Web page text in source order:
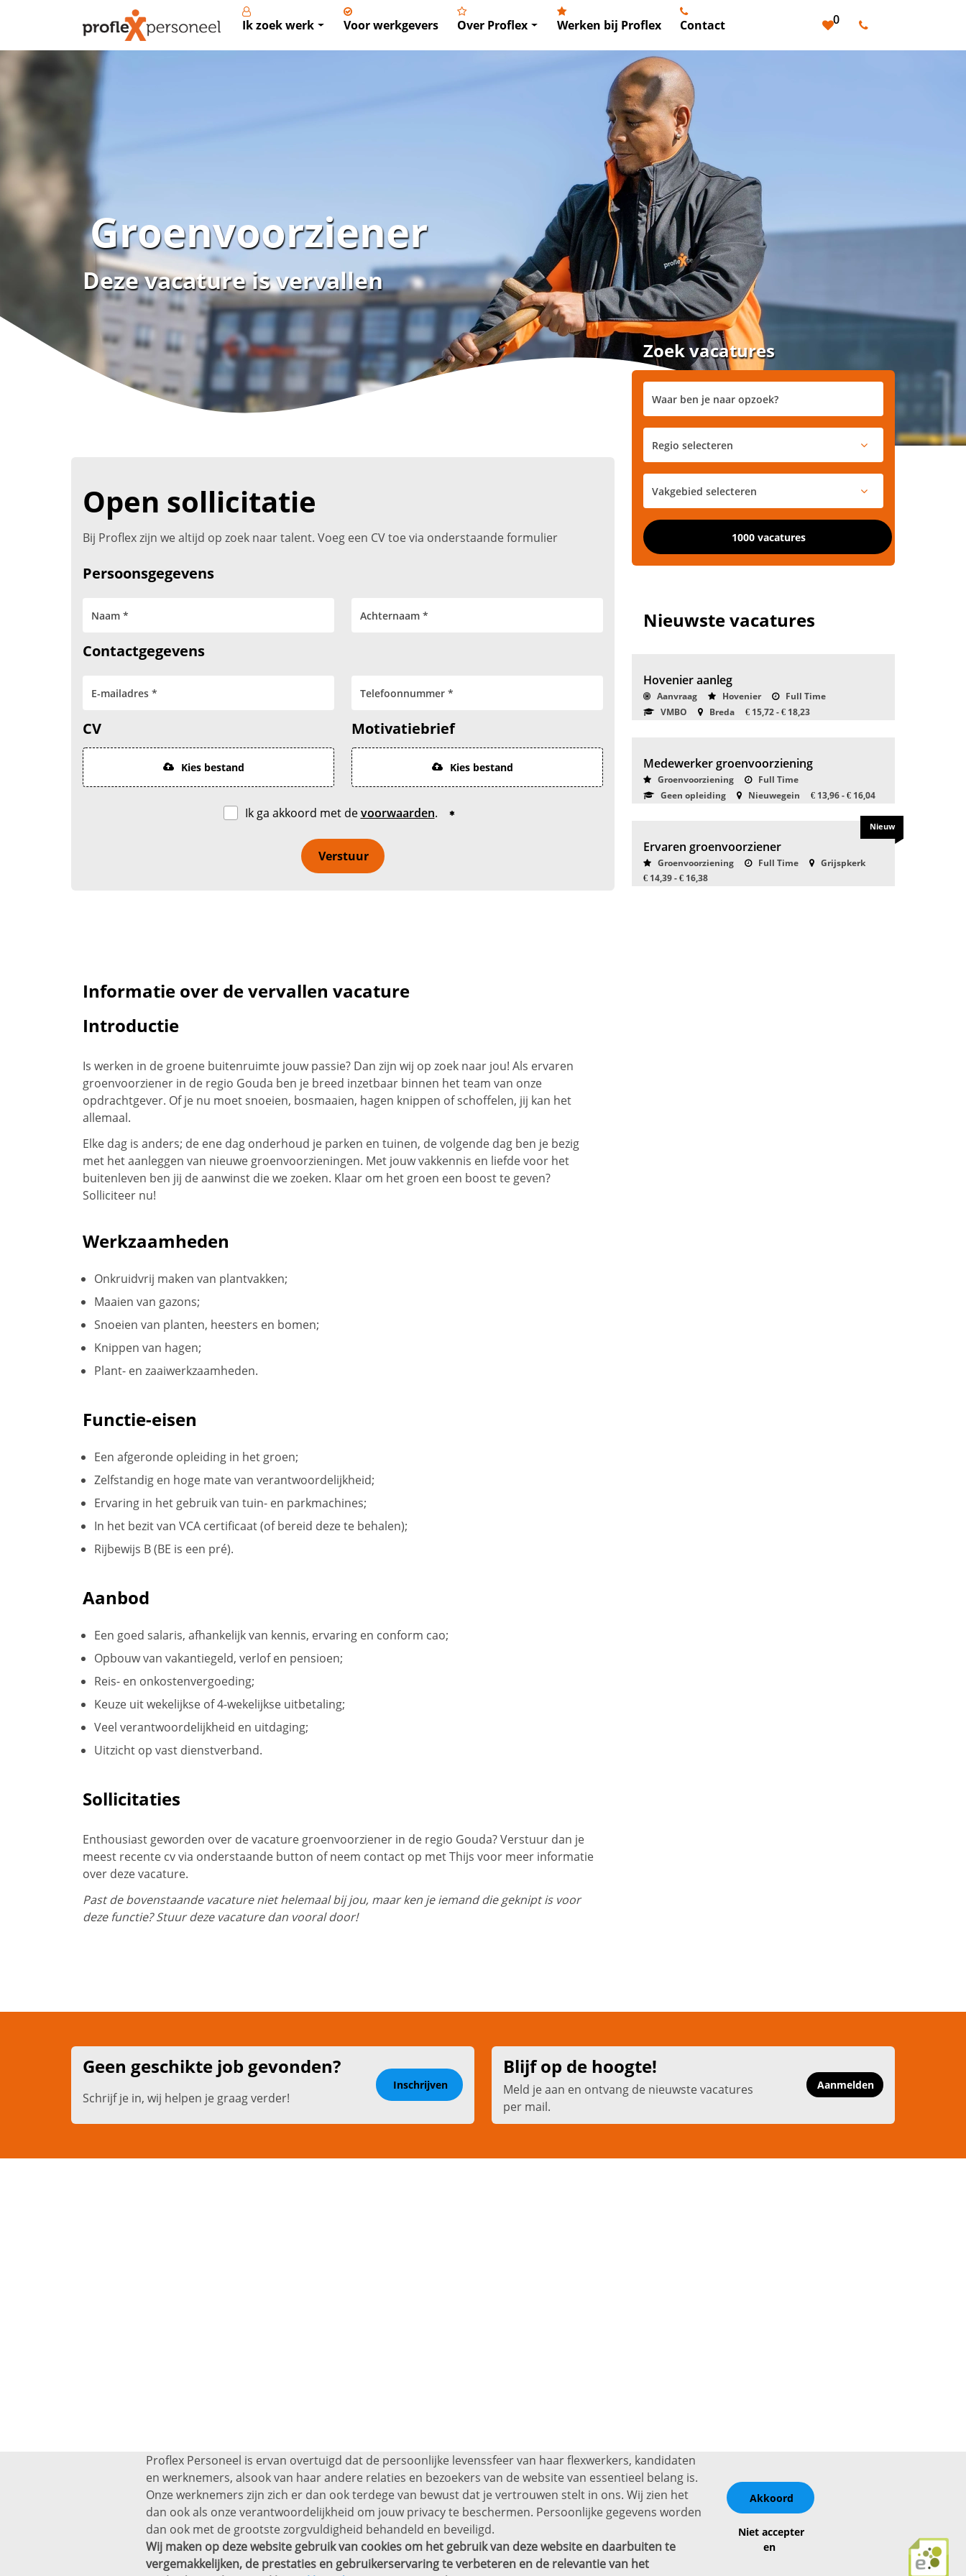
Ik zoek werk Voor werkgevers Over Proflex Werken bij Proflex Contact 0
Groenvoorziener
Deze vacature is vervallen
Open sollicitatie
Bij Proflex zijn we altijd op zoek naar talent. Voeg een CV toe via onderstaande formulier
Persoonsgegevens
Contactgegevens
CV
Kies bestand
Motivatiebrief
Kies bestand
Ik ga akkoord met devoorwaarden.
Verstuur
Informatie over de vervallen vacature
Introductie
Is werken in de groene buitenruimte jouw passie? Dan zijn wij op zoek naar jou! Als ervaren
groenvoorziener in de regio Gouda ben je breed inzetbaar binnen het team van onze
opdrachtgever. Of je nu moet snoeien, bosmaaien, hagen knippen of schoffelen, jij kan het
allemaal.
Elke dag is anders; de ene dag onderhoud je parken en tuinen, de volgende dag ben je bezig
met het aanleggen van nieuwe groenvoorzieningen. Met jouw vakkennis en liefde voor het
buitenleven ben jij de aanwinst die we zoeken. Klaar om het groen een boost te geven?
Solliciteer nu!
Werkzaamheden
Onkruidvrij maken van plantvakken;
Maaien van gazons;
Snoeien van planten, heesters en bomen;
Knippen van hagen;
Plant- en zaaiwerkzaamheden.
Functie-eisen
Een afgeronde opleiding in het groen;
Zelfstandig en hoge mate van verantwoordelijkheid;
Ervaring in het gebruik van tuin- en parkmachines;
In het bezit van VCA certificaat (of bereid deze te behalen);
Rijbewijs B (BE is een pré).
Aanbod
Een goed salaris, afhankelijk van kennis, ervaring en conform cao;
Opbouw van vakantiegeld, verlof en pensioen;
Reis- en onkostenvergoeding;
Keuze uit wekelijkse of 4-wekelijkse uitbetaling;
Veel verantwoordelijkheid en uitdaging;
Uitzicht op vast dienstverband.
Sollicitaties
Enthousiast geworden over de vacature groenvoorziener in de regio Gouda? Verstuur dan je
meest recente cv via onderstaande button of neem contact op met Thijs voor meer informatie
over deze vacature.
Past de bovenstaande vacature niet helemaal bij jou, maar ken je iemand die geknipt is voor
deze functie? Stuur deze vacature dan vooral door!
Zoek vacatures
1000 vacatures
Nieuwste vacatures
Hovenier aanleg
Aanvraag Hovenier
Full Time
VMBO
Breda € 15,72 - € 18,23
Medewerker groenvoorziening
Groenvoorziening
Full Time
Geen opleiding
Nieuwegein € 13,96 - € 16,04
Ervaren groenvoorziener
Groenvoorziening Full Time Grijspkerk
€ 14,39 - € 16,38
Nieuw
Geen geschikte job gevonden?
Schrijf je in, wij helpen je graag verder!
Inschrijven
Blijf op de hoogte!
Meld je aan en ontvang de nieuwste vacatures
per mail.
Aanmelden
Proflex Personeel is ervan overtuigd dat de persoonlijke levenssfeer van haar flexwerkers, kandidaten
en werknemers, alsook van haar andere relaties en bezoekers van de website van essentieel belang is.
Onze werknemers zijn zich er dan ook terdege van bewust dat je vertrouwen stelt in ons. Wij zien het
dan ook als onze verantwoordelijkheid om jouw privacy te beschermen. Persoonlijke gegevens worden
dan ook met de grootste zorgvuldigheid behandeld en beveiligd.
Wij maken op deze website gebruik van cookies om het gebruik van deze website en daarbuiten te
vergemakkelijken, de prestaties en gebruikerservaring te verbeteren en de relevantie van het
Akkoord
Niet accepter
en